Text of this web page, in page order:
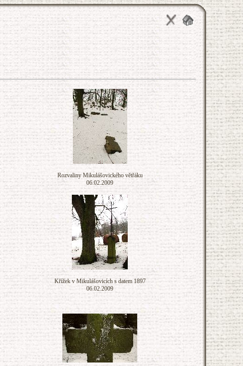
Rozvaliny Mikulášovického větřáku
06.02.2009
Křížek v Mikulášovicích s datem 1897
06.02.2009